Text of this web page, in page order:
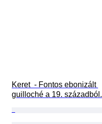
Keret  - Fontos ebonizált
guilloché a 19. századból.